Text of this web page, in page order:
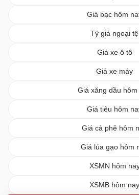
Giá bạc hôm
Tỷ giá ngoại tệ
Giá xe ô tô
Giá xe máy
Giá xăng dầu hôm
Giá tiêu hôm
Giá cà phê hôm
Giá lúa gạo hôm
XSMN hôm
XSMB hôm nay